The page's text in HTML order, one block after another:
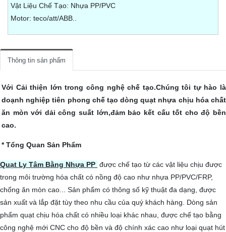
Vật Liệu Chế Tạo: Nhựa PP/PVC
Motor: teco/att/ABB..
Thông tin sản phẩm
Với Cải thiện lớn trong công nghệ chế tạo.Chúng tôi tự hào là
doạnh nghiệp tiên phong chế tạo dòng quạt nhựa chịu hóa chất
ăn mòn với dải công suất lớn,đảm bảo kết cấu tốt cho độ bền
cao.
* Tổng Quan Sản Phẩm
Quạt Ly Tâm Bằng Nhựa PP được chế tạo từ các vật liệu chịu được
trong môi trường hóa chất có nồng độ cao như nhựa PP/PVC/FRP,
chống ăn mòn cao... Sản phẩm có thông số kỹ thuật đa dạng, được
sản xuất và lắp đặt tùy theo nhu cầu của quý khách hàng. Dòng sản
phẩm quạt chịu hóa chất có nhiều loại khác nhau, được chế tạo bằng
công nghệ mới CNC cho độ bền và độ chính xác cao như loại quạt hút